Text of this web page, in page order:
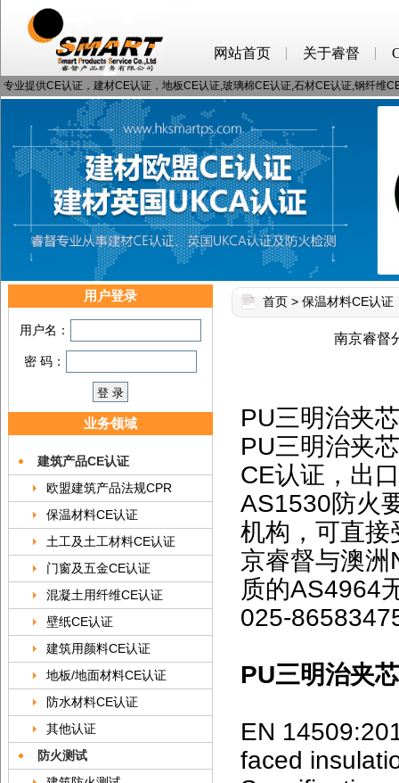
网站首页 关于睿督
专业提供CE认证，建材CE认证，地板CE认证,玻璃棉CE认证,石材CE认证,钢纤维
用户登录
用户名：
密 码：
业务领域
建筑产品CE认证
欧盟建筑产品法规CPR
保温材料CE认证
土工及土工材料CE认证
门窗及五金CE认证
混凝土用纤维CE认证
壁纸CE认证
建筑用颜料CE认证
地板/地面材料CE认证
防水材料CE认证
其他认证
防火测试
首页 > 保温材料CE认证
南京睿督
PU三明治夹
PU三明治夹
CE认证，出
AS1530防火
机构，可直
京睿督与澳洲
质的AS4964
025-
PU三明治夹
EN
faced